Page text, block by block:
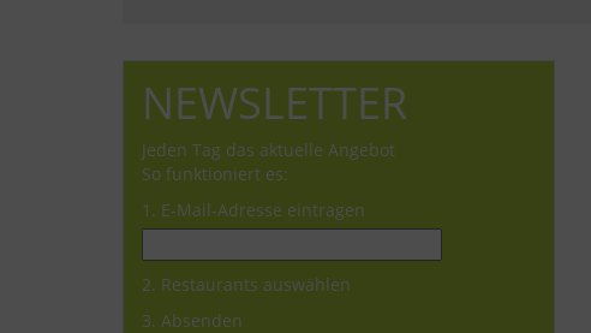
NEWSLETTER
Jeden Tag das aktuelle Angebot
So funktioniert es:
1. E-Mail-Adresse eintragen
2. Restaurants auswählen
3. Absenden